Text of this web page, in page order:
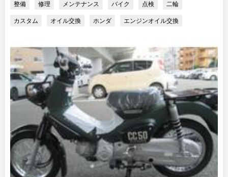
整備 修理 メンテナンス バイク 点検 二輪
カスタム オイル交換 ホンダ エンジンオイル交換